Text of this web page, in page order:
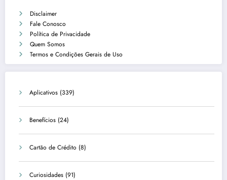
Disclaimer
Fale Conosco
Política de Privacidade
Quem Somos
Termos e Condições Gerais de Uso
Aplicativos (339)
Benefícios (24)
Cartão de Crédito (8)
Curiosidades (91)